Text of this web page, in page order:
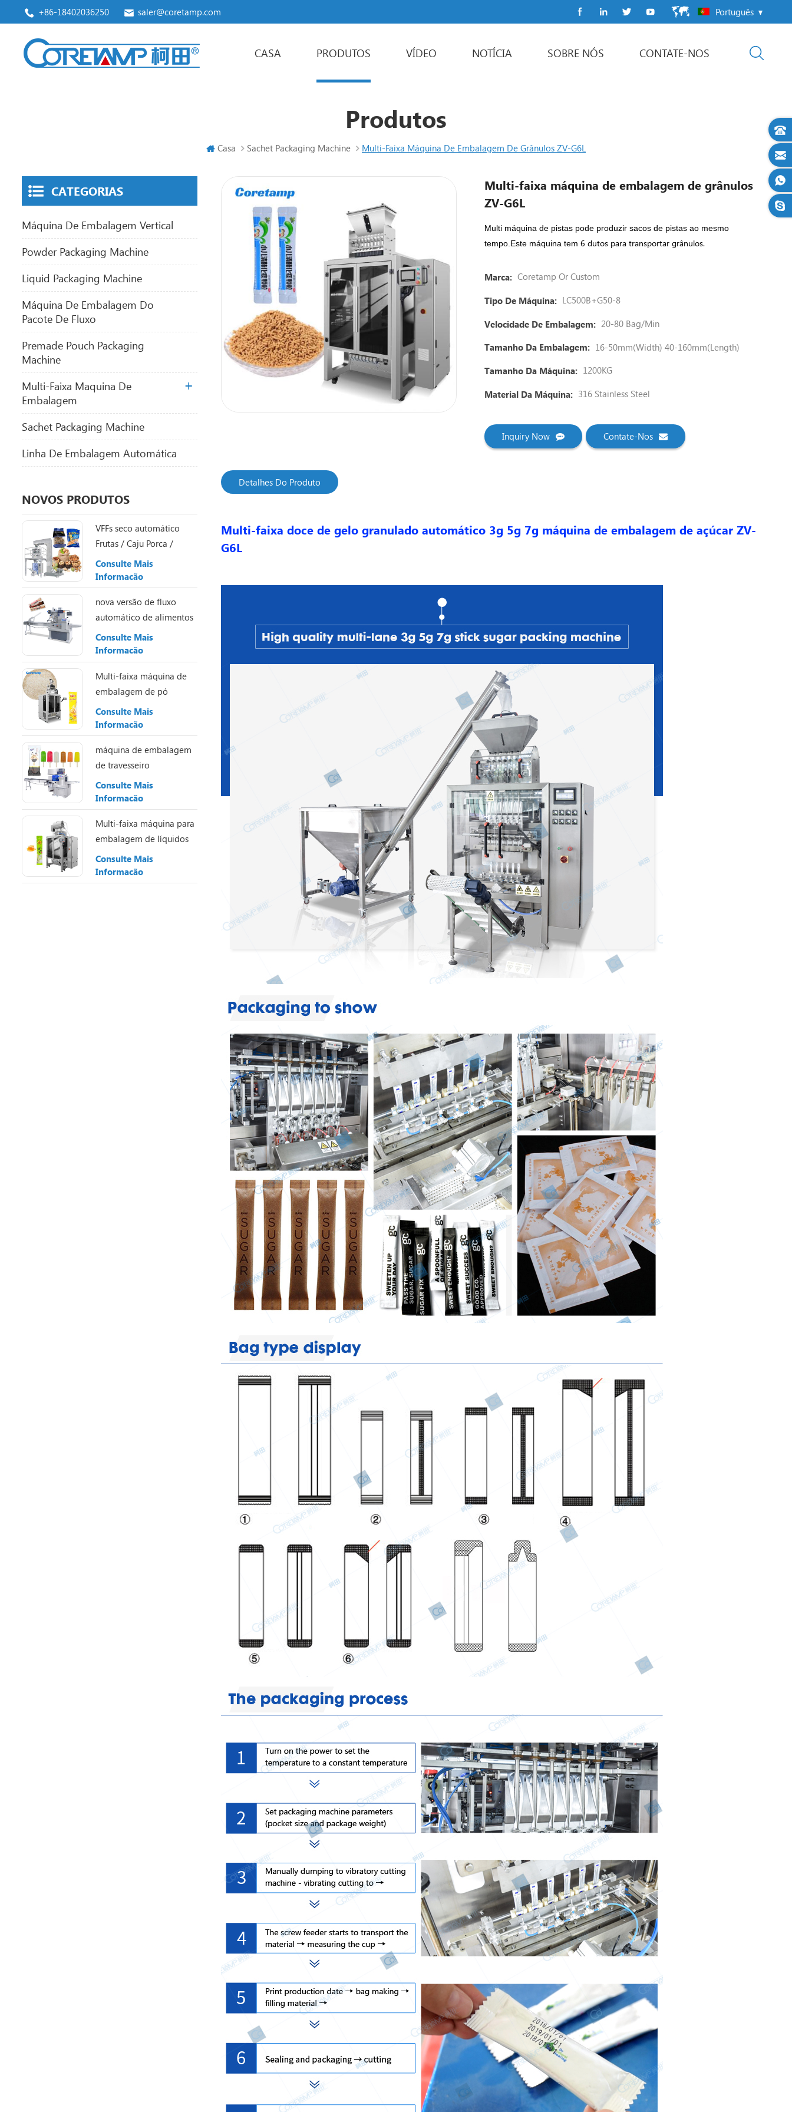
+86-18402036250 saler@coretamp.com Português
CASA PRODUTOS VÍDEO NOTÍCIA SOBRE NÓS CONTATE-NOS
Produtos
Casa Sachet Packaging Machine Multi-Faixa Máquina De Embalagem De Grânulos ZV-G6L
Multi-faixa máquina de embalagem de grânulos
ZV-G6L
Multi máquina de pistas pode produzir sacos de pistas ao mesmo
tempo.Este máquina tem 6 dutos para transportar grânulos.
Marca: Coretamp Or Custom
Tipo De Máquina: LC500B+G50-8
Velocidade De Embalagem: 20-80 Bag/min
Tamanho Da Embalagem: 16-50mm(width) 40-160mm(length)
Tamanho Da Máquina: 1200KG
Material Da Máquina: 316 Stainless Steel
Inquiry Now Contate-Nos
Detalhes Do Produto
Multi-faixa doce de gelo granulado automático 3g 5g 7g máquina de embalagem de açúcar ZV-
G6L
CATEGORIAS
Máquina De Embalagem Vertical
Powder Packaging Machine
Liquid Packaging Machine
Máquina De Embalagem Do
Pacote De Fluxo
Premade Pouch Packaging
Machine
Multi-Faixa Maquina De
Embalagem
Sachet Packaging Machine
Linha De Embalagem Automática
NOVOS PRODUTOS
VFFs seco automático
Frutas / Caju Porca /
Amêndoa Máquina de
embalagem
Consulte Mais
Informação
nova versão de fluxo
automático de alimentos
Doces / Chocolate /
energia / granola /
proteína máquina de
embalagem de barras
Consulte Mais
Informação
Multi-faixa máquina de
embalagem de pó
Consulte Mais
Informação
máquina de embalagem
de travesseiro
Consulte Mais
Informação
Multi-faixa máquina para
embalagem de líquidos
ZV-L10L
Consulte Mais
Informação